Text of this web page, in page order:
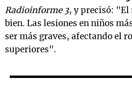
Radioinforme 3, y precisó: "El
bien. Las lesiones en niños
ser más graves, afectando el
superiores".